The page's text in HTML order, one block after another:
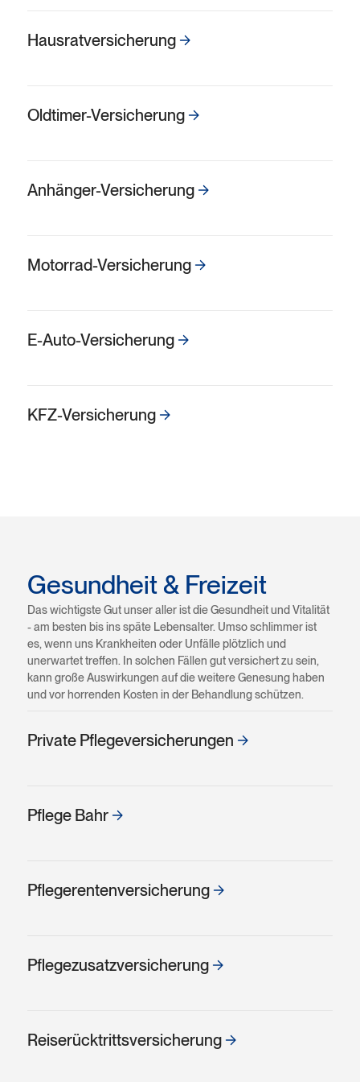
Hausrat­ver­sicherung
Oldtimer-Versicherung
Anhänger-Versicherung
Motorrad-Versicherung
E-Auto-Versicherung
KFZ-Versicherung
Gesundheit & Freizeit
Das wichtigste Gut unser aller ist die Gesundheit und Vitalität
- am besten bis ins späte Lebensalter. Umso schlimmer ist
es, wenn uns Krankheiten oder Unfälle plötzlich und
unerwartet treffen. In solchen Fällen gut versichert zu sein,
kann große Auswirkungen auf die weitere Genesung haben
und vor horrenden Kosten in der Behandlung schützen.
Private Pflege­versicherungen
Pflege Bahr
Pflegerenten­versicherung
Pflege­zusatz­ver­sicherung
Reise­rücktritts­versicherung